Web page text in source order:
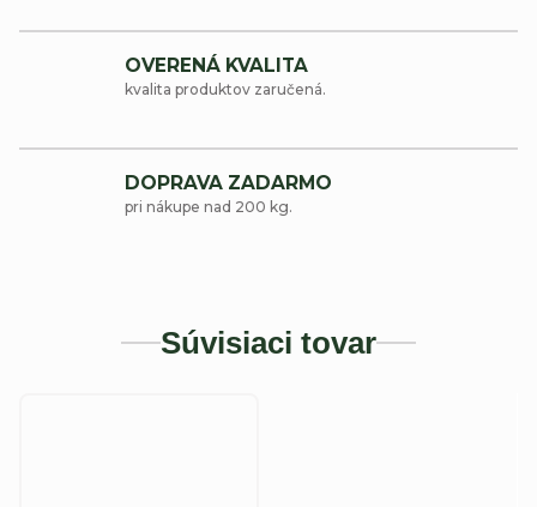
OVERENÁ KVALITA
kvalita produktov zaručená.
DOPRAVA ZADARMO
pri nákupe nad 200 kg.
Súvisiaci tovar